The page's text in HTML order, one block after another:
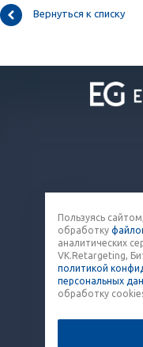
Вернуться к списку
©
Пользуясь
обработку
аналитических
VK.Retargeting,
политикой
персональных
обработку